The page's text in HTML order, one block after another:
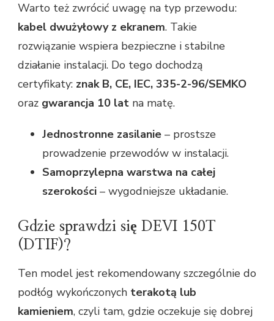
Warto też zwrócić uwagę na typ przewodu:
kabel dwużyłowy z ekranem. Takie
rozwiązanie wspiera bezpieczne i stabilne
działanie instalacji. Do tego dochodzą
certyfikaty: znak B, CE, IEC, 335-2-96/SEMKO
oraz gwarancja 10 lat na matę.
Jednostronne zasilanie – prostsze
prowadzenie przewodów w instalacji.
Samoprzylepna warstwa na całej
szerokości – wygodniejsze układanie.
Gdzie sprawdzi się DEVI 150T
(DTIF)?
Ten model jest rekomendowany szczególnie do
podłóg wykończonych terakotą lub
kamieniem, czyli tam, gdzie oczekuje się dobrej